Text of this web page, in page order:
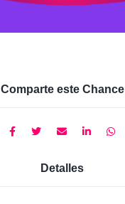
Comparte este Chance
Detalles